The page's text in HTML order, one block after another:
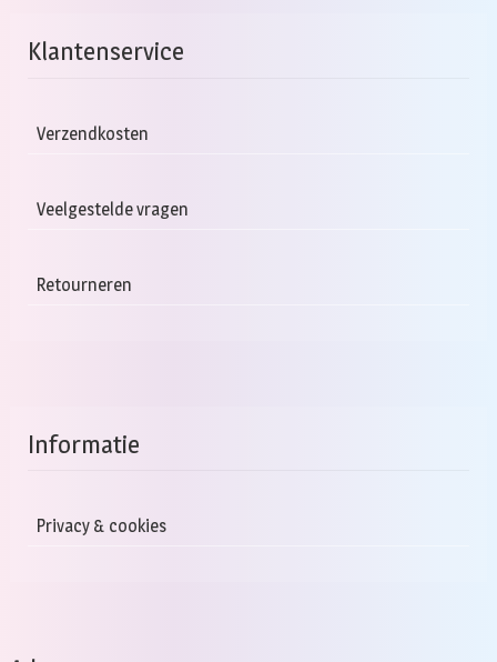
Klantenservice
Verzendkosten
Veelgestelde vragen
Retourneren
Informatie
Privacy & cookies